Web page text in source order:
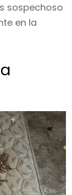
sospechoso
en la